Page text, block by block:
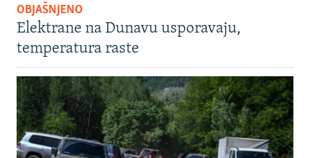
OBJAŠNJENO
Elektrane na Dunavu usporavaju,
temperatura raste